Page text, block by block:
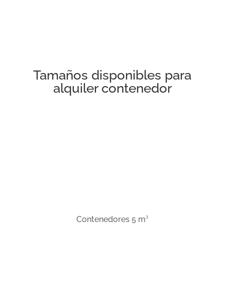
Tamaños disponibles para
alquiler contenedor
Contenedores 5 m3